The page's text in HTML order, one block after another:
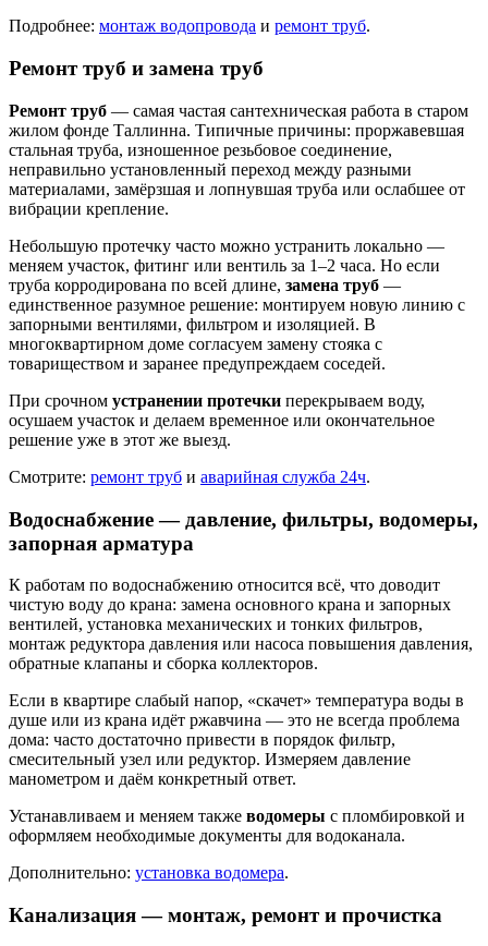
Подробнее: монтаж водопровода и ремонт труб.
Ремонт труб и замена труб
Ремонт труб — самая частая сантехническая работа в старом
жилом фонде Таллинна. Типичные причины: проржавевшая
стальная труба, изношенное резьбовое соединение,
неправильно установленный переход между разными
материалами, замёрзшая и лопнувшая труба или ослабшее от
вибрации крепление.
Небольшую протечку часто можно устранить локально —
меняем участок, фитинг или вентиль за 1–2 часа. Но если
труба корродирована по всей длине, замена труб —
единственное разумное решение: монтируем новую линию с
запорными вентилями, фильтром и изоляцией. В
многоквартирном доме согласуем замену стояка с
товариществом и заранее предупреждаем соседей.
При срочном устранении протечки перекрываем воду,
осушаем участок и делаем временное или окончательное
решение уже в этот же выезд.
Смотрите: ремонт труб и аварийная служба 24ч.
Водоснабжение — давление, фильтры, водомеры,
запорная арматура
К работам по водоснабжению относится всё, что доводит
чистую воду до крана: замена основного крана и запорных
вентилей, установка механических и тонких фильтров,
монтаж редуктора давления или насоса повышения давления,
обратные клапаны и сборка коллекторов.
Если в квартире слабый напор, «скачет» температура воды в
душе или из крана идёт ржавчина — это не всегда проблема
дома: часто достаточно привести в порядок фильтр,
смесительный узел или редуктор. Измеряем давление
манометром и даём конкретный ответ.
Устанавливаем и меняем также водомеры с пломбировкой и
оформляем необходимые документы для водоканала.
Дополнительно: установка водомера.
Канализация — монтаж, ремонт и прочистка